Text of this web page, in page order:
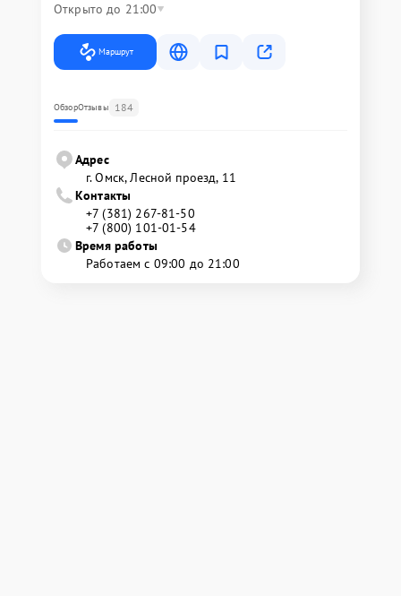
Открыто до 21:00
Маршрут
ОбзорОтзывы 184
Адрес
г. Омск, ​Лесной проезд, 11
Контакты
+7 (381) 267-81-50
+7 (800) 101-01-54
Время работы
Работаем с 09:00 до 21:00